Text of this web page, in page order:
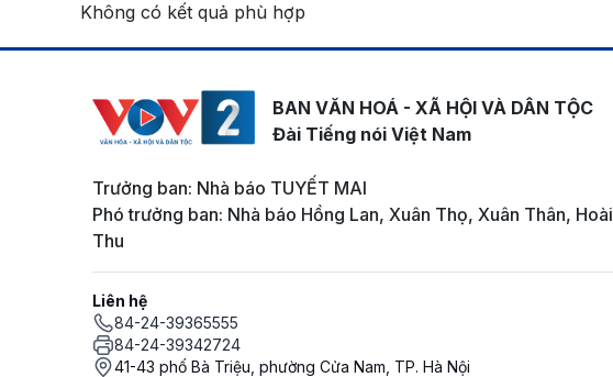
Không có kết quả phù hợp
BAN VĂN HOÁ - XÃ HỘI VÀ DÂN TỘC
Đài Tiếng nói Việt Nam
Trưởng ban: Nhà báo TUYẾT MAI
Phó trưởng ban: Nhà báo Hồng Lan, Xuân Thọ, Xuân Thân, Hoài
Thu
Liên hệ
84-24-39365555
84-24-39342724
41-43 phố Bà Triệu, phường Cửa Nam, TP. Hà Nội